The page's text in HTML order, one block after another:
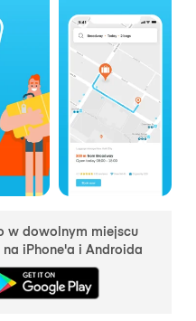
w dowolnym miejscu
iPhone'a i Androida